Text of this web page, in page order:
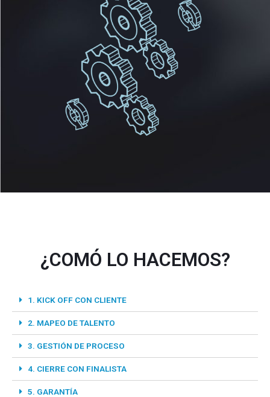
¿COMÓ LO HACEMOS?
1. KICK OFF CON CLIENTE​
2. MAPEO DE TALENTO
3. GESTIÓN DE PROCESO
4. CIERRE CON FINALISTA
5. GARANTÍA